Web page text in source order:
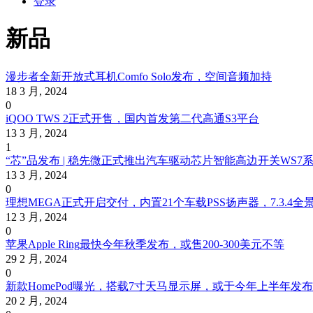
新品
漫步者全新开放式耳机Comfo Solo发布，空间音频加持
18 3 月, 2024
0
iQOO TWS 2正式开售，国内首发第二代高通S3平台
13 3 月, 2024
1
“芯”品发布 | 稳先微正式推出汽车驱动芯片智能高边开关WS7
13 3 月, 2024
0
理想MEGA正式开启交付，内置21个车载PSS扬声器，7.3.4全
12 3 月, 2024
0
苹果Apple Ring最快今年秋季发布，或售200-300美元不等
29 2 月, 2024
0
新款HomePod曝光，搭载7寸天马显示屏，或于今年上半年发布
20 2 月, 2024